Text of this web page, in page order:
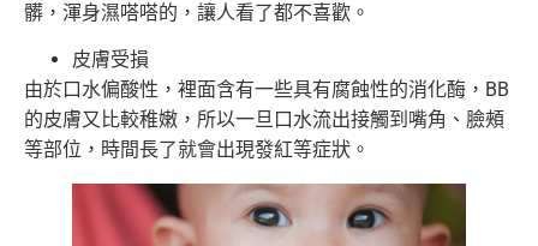
髒，渾身濕嗒嗒的，讓人看了都不喜歡。
皮膚受損
由於口水偏酸性，裡面含有一些具有腐蝕性的消化酶，BB
的皮膚又比較稚嫩，所以一旦口水流出接觸到嘴角、臉頰
等部位，時間長了就會出現發紅等症狀。